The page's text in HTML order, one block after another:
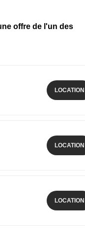
offre de l'un des
LOCATION
LOCATION
LOCATION